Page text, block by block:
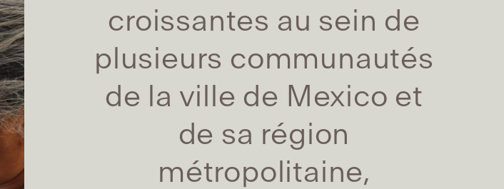
croissantes au sein de
plusieurs communautés
de la ville de Mexico et
de sa région
métropolitaine,